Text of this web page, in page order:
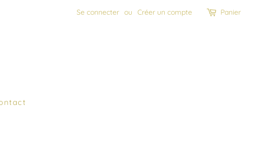
Se connecter ou Créer un compte Panier